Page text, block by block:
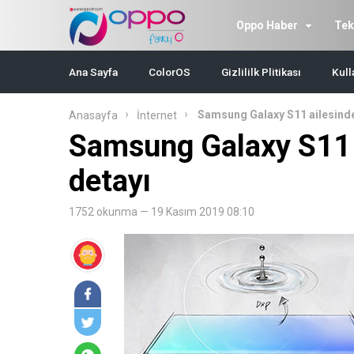
Oppo Haber
Ana Sayfa ColorOS Gizlililk Plitikası
Anasayfa İnternet Samsung Galaxy S11
Samsung Galaxy
detayı
1752 okunma — 19 Kasım 2019 08:10